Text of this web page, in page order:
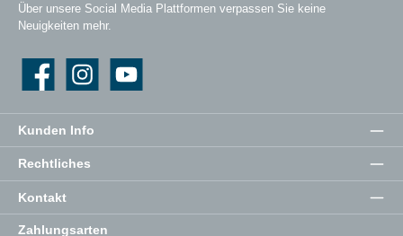
Kunden Info
Rechtliches
Kontakt
Über unsere Social Media Plattformen verpassen Sie keine
Neuigkeiten mehr.
Instagram YouTube
Zahlungsarten